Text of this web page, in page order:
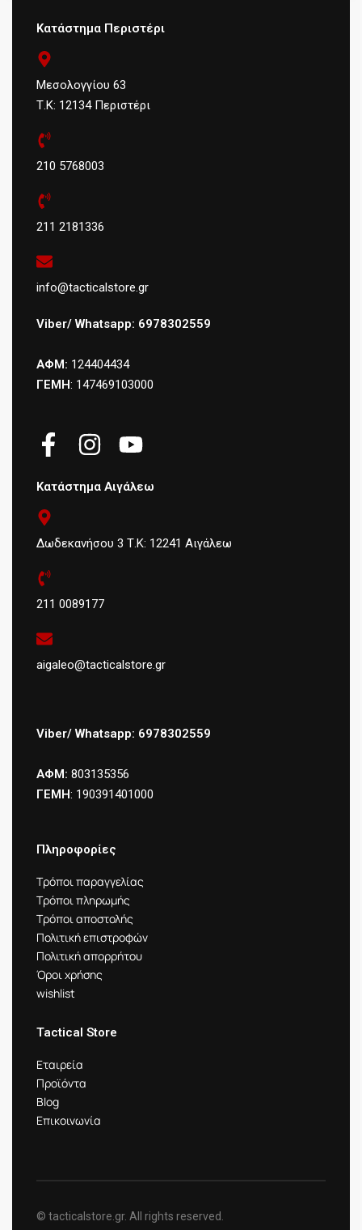
Κατάστημα Περιστέρι
Μεσολογγίου 63
Τ.Κ: 12134 Περιστέρι
210 5768003
211 2181336
info@tacticalstore.gr
Viber/ Whatsapp: 6978302559
ΑΦΜ: 124404434
ΓΕΜΗ: 147469103000
Κατάστημα Αιγάλεω
Δωδεκανήσου 3 Τ.Κ: 12241 Αιγάλεω
211 0089177
aigaleo@tacticalstore.gr
Viber/ Whatsapp: 6978302559
ΑΦΜ: 803135356
ΓΕΜΗ: 190391401000
Πληροφορίες
Τρόποι παραγγελίας
Τρόποι πληρωμής
Τρόποι αποστολής
Πολιτική επιστροφών
Πολιτική απορρήτου
Όροι χρήσης
wishlist
Tactical Store
Εταιρεία
Προϊόντα
Blog
Επικοινωνία
© tacticalstore.gr. All rights reserved.